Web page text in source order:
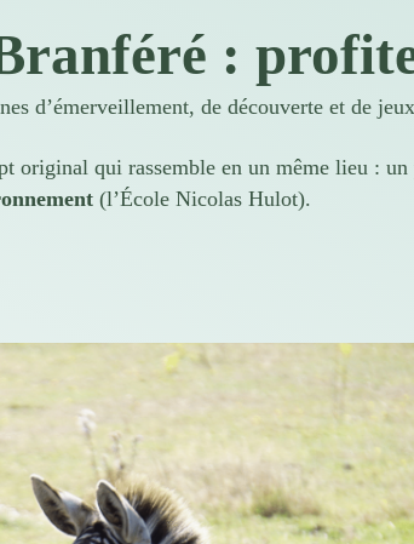
:
d’émerveillement, de découverte et de
original qui rassemble en un même lieu : un
(l’École Nicolas Hulot).